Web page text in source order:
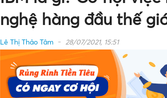
nghệ hàng đầu thế
Lê Thị Thảo Tâm 28/07/2021, 15:51